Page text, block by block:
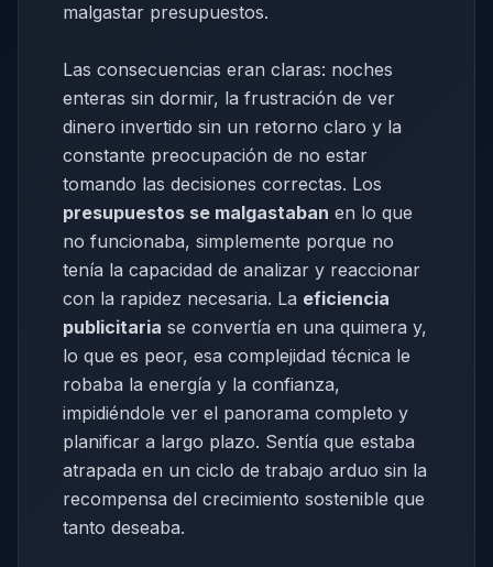
malgastar presupuestos.
Las consecuencias eran claras: noches
enteras sin dormir, la frustración de ver
dinero invertido sin un retorno claro y la
constante preocupación de no estar
tomando las decisiones correctas. Los
presupuestos se malgastaban en lo que
no funcionaba, simplemente porque no
tenía la capacidad de analizar y reaccionar
con la rapidez necesaria. La eficiencia
publicitaria se convertía en una quimera y,
lo que es peor, esa complejidad técnica le
robaba la energía y la confianza,
impidiéndole ver el panorama completo y
planificar a largo plazo. Sentía que estaba
atrapada en un ciclo de trabajo arduo sin la
recompensa del crecimiento sostenible que
tanto deseaba.